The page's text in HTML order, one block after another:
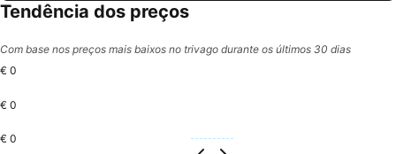
Tendência dos preços
Com base nos preços mais baixos no trivago durante os últimos 30 dias
€ 0
€ 0
€ 0